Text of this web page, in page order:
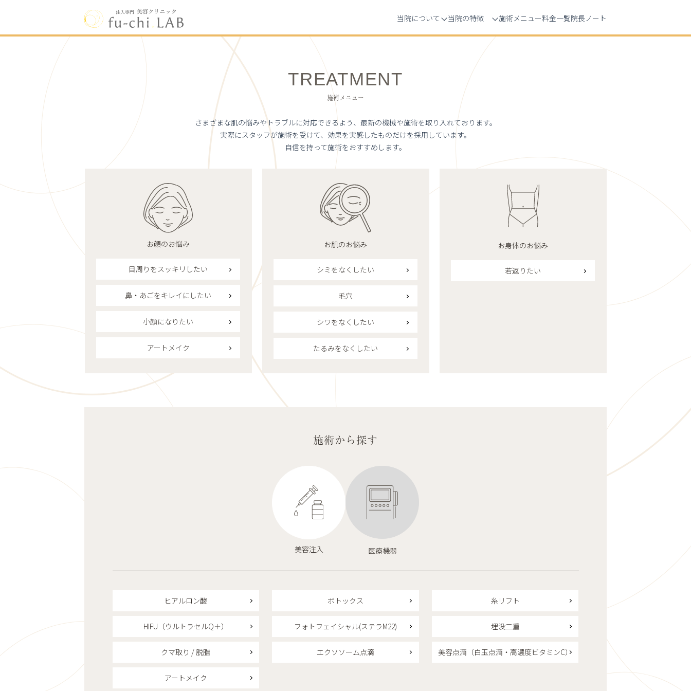
当院について 当院の特徴 施術メニュー料金一覧院長ノート
TREATMENT
施術メニュー
さまざまな肌の悩みやトラブルに対応できるよう、 最新の機械や施術を取り入れております。
実際にスタッフが施術を受けて、 効果を実感したものだけを採用しています。
自信を持って施術をおすすめします。
お顔のお悩み
目周りをスッキリしたい
鼻・あごをキレイにしたい
小顔になりたい
アートメイク
お肌のお悩み
シミをなくしたい
毛穴
シワをなくしたい
たるみをなくしたい
お身体のお悩み
若返りたい
施術から探す
美容注入 医療機器
ヒアルロン酸 ボトックス 糸リフト
HIFU（ウルトラセルQ＋） フォトフェイシャル(ステラM22) 埋没二重
クマ取り / 脱脂 エクソソーム点滴 美容点滴（白玉点滴・高濃度ビタミンC）
アートメイク